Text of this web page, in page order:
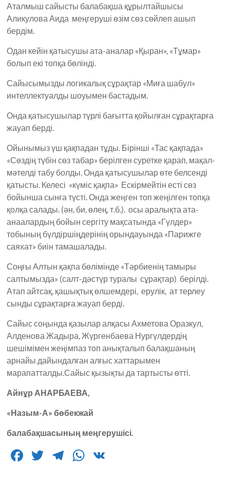
Аталмыш сайысты балабақша құрылтайшысы
Аликулова Аида меңгеруші өзім сөз сөйлеп ашып
бердім.
Одан кейін қатысушы ата-аналар «Қыран», «Тұмар»
болып екі топқа бөлінді.
Сайысымызды логикалық сұрақтар «Миға шабул»
интеллектуалды шоуымен бастадым.
Онда қатысушылар түрлі бағытта қойылған сұрақтарға
жауап берді.
Ойынымыз үш қақпадан тұды. Бірінші «Тас қақпада»
«Сөздің түбін сөз табар» берілген суретке қарап, мақал-
мәтелді табу болды. Онда қатысушылар өте белсенді
қатысты. Келесі «күміс қақпа» Ескірмейтін есті сөз
бойынша сынға түсті. Онда жеңген топ жеңілген топқа
қолқа салады. (ән, би, өлең, т.б.). осы аралықта ата-
анаалардың бойын сергіту мақсатында «Гүлдер»
тобының бүлдіршіңдерінің орындауында «Парижге
саяхат» биін тамашалады.
Соңғы Алтын қақпа бөлімінде «Тәрбиенің тамыры
салтымызда» (салт-дәстүр туралы сұрақтар) берілді.
Атап айтсақ, қашықтық өлшемдері, ерулік, ат терлеу
сынды сұрақтарға жауап берді.
Сайыс соңында қазылар алқасы Ахметова Оразкул,
Алденова Жадыра, Жүргенбаева Нургүлдердің
шешімімен жеңімпаз топ анықталып балақшаның
арнайы дайындалған алғыс хаттарымен
марапатталды.Сайыс қызықты да тартысты өтті.
Айнұр АНАРБАЕВА,
«Назым-А» бөбекжай
балабақшасының меңгерушісі.
F
T
T
W